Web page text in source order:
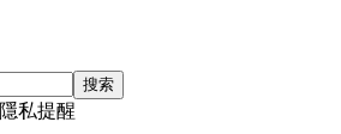
搜索
隱私提醒